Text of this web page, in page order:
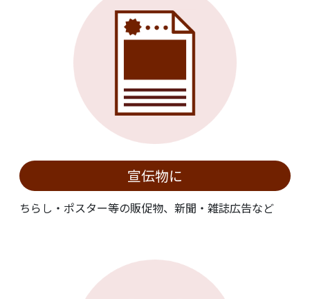
宣伝物に
ちらし・ポスター等の販促物、新聞・雑誌広告など